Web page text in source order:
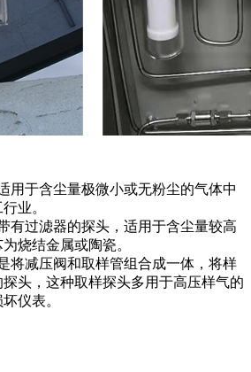
用于含尘量极微小或无粉尘的气体中
业。
有过滤器的探头，适用于含尘量较高
烧结金属或陶瓷。
将减压阀和取样管组合成一体，将样
头，这种取样探头多用于高压样气的
仪表。